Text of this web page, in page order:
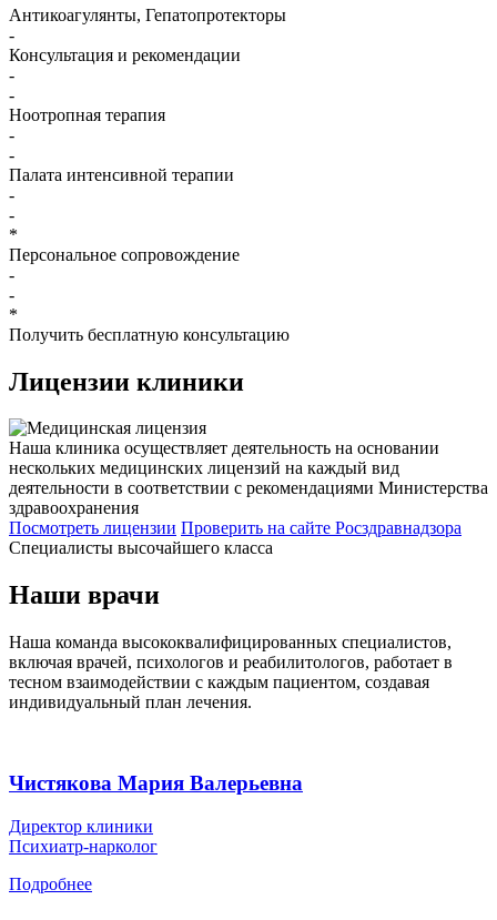
Антикоагулянты, Гепатопротекторы
-
Консультация и рекомендации
-
-
Ноотропная терапия
-
-
Палата интенсивной терапии
-
-
*
Персональное сопровождение
-
-
*
Получить бесплатную консультацию
Лицензии клиники
Наша клиника осуществляет деятельность на основании
нескольких медицинских лицензий на каждый вид
деятельности в соответствии с рекомендациями Министерства
здравоохранения
Посмотреть лицензии Проверить на сайте Росздравнадзора
Специалисты высочайшего класса
Наши врачи
Наша команда высококвалифицированных специалистов,
включая врачей, психологов и реабилитологов, работает в
тесном взаимодействии с каждым пациентом, создавая
индивидуальный план лечения.
Чистякова Мария Валерьевна
Директор клиники
Психиатр-нарколог
Подробнее